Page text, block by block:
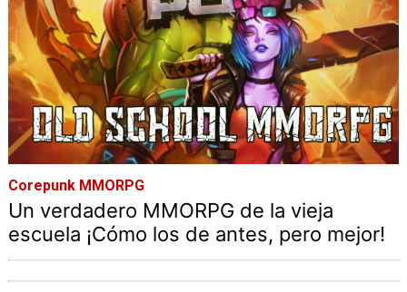
Corepunk MMORPG
Un verdadero MMORPG de la vieja
escuela ¡Cómo los de antes, pero mejor!